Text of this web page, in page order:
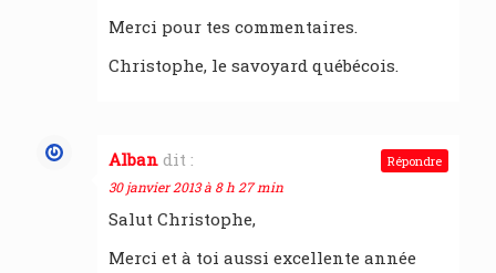
Merci pour tes commentaires.
Christophe, le savoyard québécois.
Alban dit :
30 janvier 2013 à 8 h 27 min
Salut Christophe,
Merci et à toi aussi excellente année
Répondre